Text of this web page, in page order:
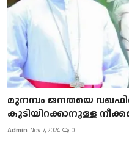
മുനമ്പം ജനതയെ
കുടിയിറക്കാനുള്ള
Admin Nov 7, 2024 0